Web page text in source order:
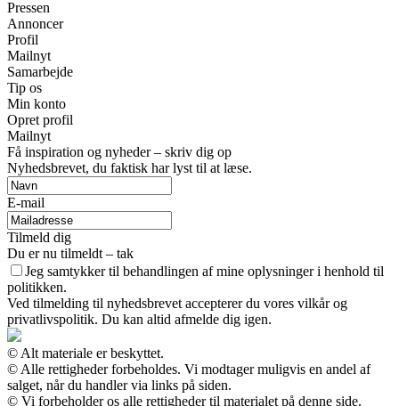
Pressen
Annoncer
Profil
Mailnyt
Samarbejde
Tip os
Min konto
Opret profil
Mailnyt
Få inspiration og nyheder – skriv dig op
Nyhedsbrevet, du faktisk har lyst til at læse.
E-mail
Tilmeld dig
Du er nu tilmeldt – tak
Jeg samtykker til behandlingen af mine oplysninger i henhold til
politikken.
Ved tilmelding til nyhedsbrevet accepterer du vores vilkår og
privatlivspolitik. Du kan altid afmelde dig igen.
© Alt materiale er beskyttet.
© Alle rettigheder forbeholdes. Vi modtager muligvis en andel af
salget, når du handler via links på siden.
© Vi forbeholder os alle rettigheder til materialet på denne side.